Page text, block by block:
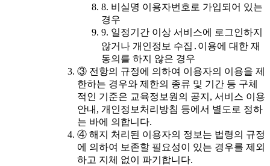
8. 비실명 이용자번호로 가입되어 있는
경우
9. 일정기간 이상 서비스에 로그인하지
않거나 개인정보 수집․이용에 대한 재
동의를 하지 않은 경우
③ 전항의 규정에 의하여 이용자의 이용을 제
한하는 경우와 제한의 종류 및 기간 등 구체
적인 기준은 교육정보원의 공지, 서비스 이용
안내, 개인정보처리방침 등에서 별도로 정하
는 바에 의합니다.
④ 해지 처리된 이용자의 정보는 법령의 규정
에 의하여 보존할 필요성이 있는 경우를 제외
하고 지체 없이 파기합니다.